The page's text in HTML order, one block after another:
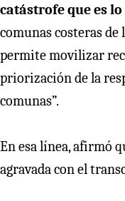
catástrofe que es
comunas costeras de
permite movilizar
priorización de la
comunas”.
En esa línea, afirmó
agravada con el